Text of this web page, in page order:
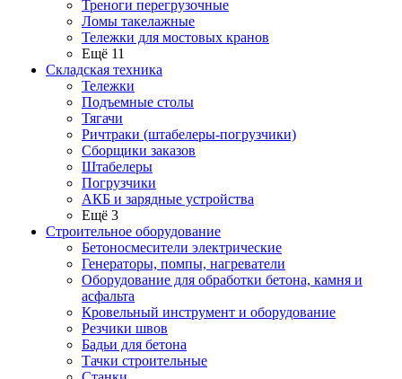
Треноги перегрузочные
Ломы такелажные
Тележки для мостовых кранов
Ещё 11
Складская техника
Тележки
Подъемные столы
Тягачи
Ричтраки (штабелеры-погрузчики)
Сборщики заказов
Штабелеры
Погрузчики
АКБ и зарядные устройства
Ещё 3
Строительное оборудование
Бетоносмесители электрические
Генераторы, помпы, нагреватели
Оборудование для обработки бетона, камня и
асфальта
Кровельный инструмент и оборудование
Резчики швов
Бадьи для бетона
Тачки строительные